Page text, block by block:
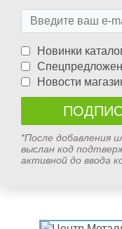
Новинки
Новости
*После добавления
выслан код
активной до ввода